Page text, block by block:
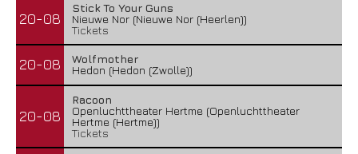
20-08
Stick To Your Guns
Nieuwe Nor (Nieuwe Nor (Heerlen))
Tickets
20-08
Wolfmother
Hedon (Hedon (Zwolle))
20-08
Racoon
Openluchttheater Hertme (Openluchttheater
Hertme (Hertme))
Tickets